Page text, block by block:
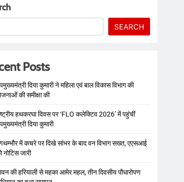
SEARCH
Posts
दिया कुमारी ने महिला एवं बाल विकास विभाग की
की समीक्षा की
हथकरघा दिवस पर ‘FLO कलेक्टिव 2026’ में पहुंचीं
दिया कुमारी
में कचरे पर दिखे सांभर के बाद वन विभाग सख्त, एएसआई
नोटिस जारी
की हरियाली से महका आमेर महल, तीन दिवसीय पौधारोपण